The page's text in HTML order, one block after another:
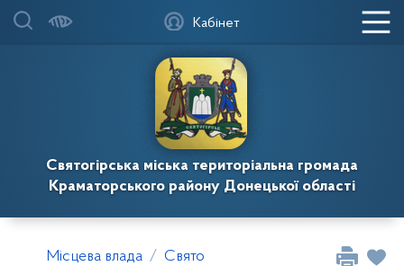
Святогірська міська територіальна громада
Краматорського району Донецької області
Кабінет
Місцева влада Святогірська міська військова